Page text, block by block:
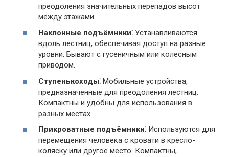
преодоления значительных перепадов высот
между этажами.
Наклонные подъёмники⁚ Устанавливаются
вдоль лестниц, обеспечивая доступ на разные
уровни. Бывают с гусеничным или колесным
приводом.
Ступенькоходы⁚ Мобильные устройства,
предназначенные для преодоления лестниц.
Компактны и удобны для использования в
разных местах.
Прикроватные подъёмники⁚ Используются для
перемещения человека с кровати в кресло-
коляску или другое место. Компактны,